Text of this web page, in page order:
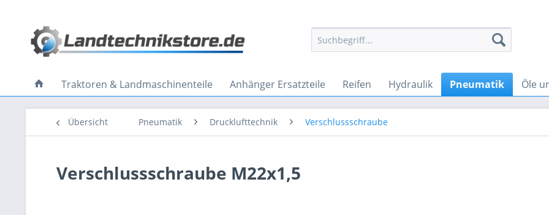
Traktoren & Landmaschinenteile Anhänger Ersatzteile Reifen Hydraulik Pneumatik Öle
Übersicht Pneumatik Drucklufttechnik Verschlussschraube
Verschlussschraube M22x1,5